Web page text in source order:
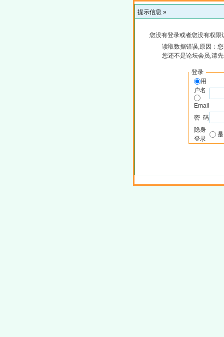
提示信息 »
您没有登录或者您没有权
读取数据错误,原因：
您还不是论坛会员,请
登录
用
户名
Email
密 码
隐身
登录